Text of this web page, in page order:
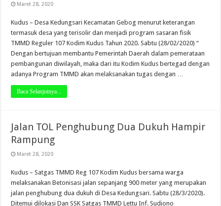
Maret 28, 2020
Kudus – Desa Kedungsari Kecamatan Gebog menurut keterangan
termasuk desa yang terisolir dan menjadi program sasaran fisik
TMMD Reguler 107 Kodim Kudus Tahun 2020. Sabtu (28/02/2020) “
Dengan bertujuan membantu Pemerintah Daerah dalam pemerataan
pembangunan diwilayah, maka dari itu Kodim Kudus bertegad dengan
adanya Program TMMD akan melaksanakan tugas dengan …
Baca Selanjutnya...
Jalan TOL Penghubung Dua Dukuh Hampir
Rampung
Maret 28, 2020
Kudus – Satgas TMMD Reg 107 Kodim Kudus bersama warga
melaksanakan Betonisasi jalan sepanjang 900 meter yang merupakan
jalan penghubung dua dukuh di Desa Kedungsari. Sabtu (28/3/2020).
Ditemui dilokasi Dan SSK Satgas TMMD Lettu Inf. Sudiono